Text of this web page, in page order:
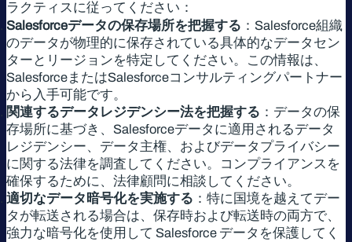
ラクティスに従ってください：
Salesforceデータの保存場所を把握する ：Salesforce組織
のデータが物理的に保存されている具体的なデータセン
ターとリージョンを特定してください。この情報は、
SalesforceまたはSalesforceコンサルティングパートナー
から入手可能です。
関連するデータレジデンシー法を把握する ：データの保
存場所に基づき、Salesforceデータに適用されるデータ
レジデンシー、データ主権、およびデータプライバシー
に関する法律を調査してください。コンプライアンスを
確保するために、法律顧問に相談してください。
適切なデータ暗号化を実施する ：特に国境を越えてデー
タが転送される場合は、保存時および転送時の両方で、
強力な暗号化を使用して Salesforce データを保護してく